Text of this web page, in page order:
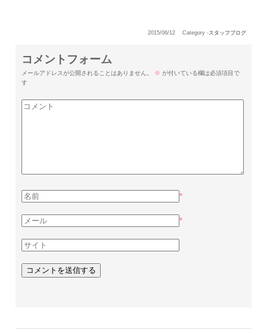
2015/06/12 Category -スタッフブログ
コメントフォーム
メールアドレスが公開されることはありません。 ※ が付いている欄は必須項目で
す
*
*